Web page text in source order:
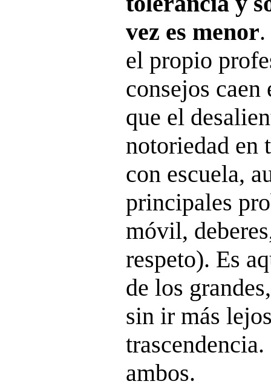
vez es menor
el propio
consejos
que el
notoriedad en
con escuela,
principales
móvil,
respeto). Es
de los
sin ir más
ambos.